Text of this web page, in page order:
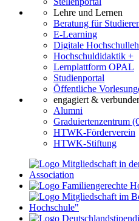
Lehre und Lernen
Beratung für
E-Learning
Digitale
Hochschuldidaktik +
Lernplattform OPAL
Studienportal
Öffentliche
engagiert &
Alumni
Graduiertenzentrum
HTWK-Förderverein
HTWK-Stiftung